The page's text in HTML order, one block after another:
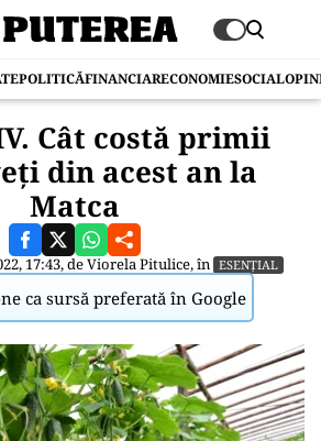
POLITICĂFINANCIARECONOMIESOCIAL
Cât costă primii
din acest an la
Matca
17:43, deViorela Pitulice, în ESENȚIAL
ca sursă preferată în Google